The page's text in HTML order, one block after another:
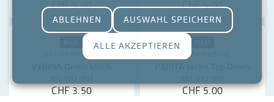
NEU
Strickanleitung
OSANNA Jacke
901-095-001
NEU
Strickanleitung
TAYLA Pullover
901-093-013
ABLEHNEN AUSWAHL SPEICHERN
ALLE AKZEPTIEREN